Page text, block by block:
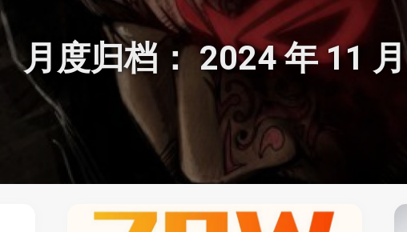
月度归档：2024 年 11 月